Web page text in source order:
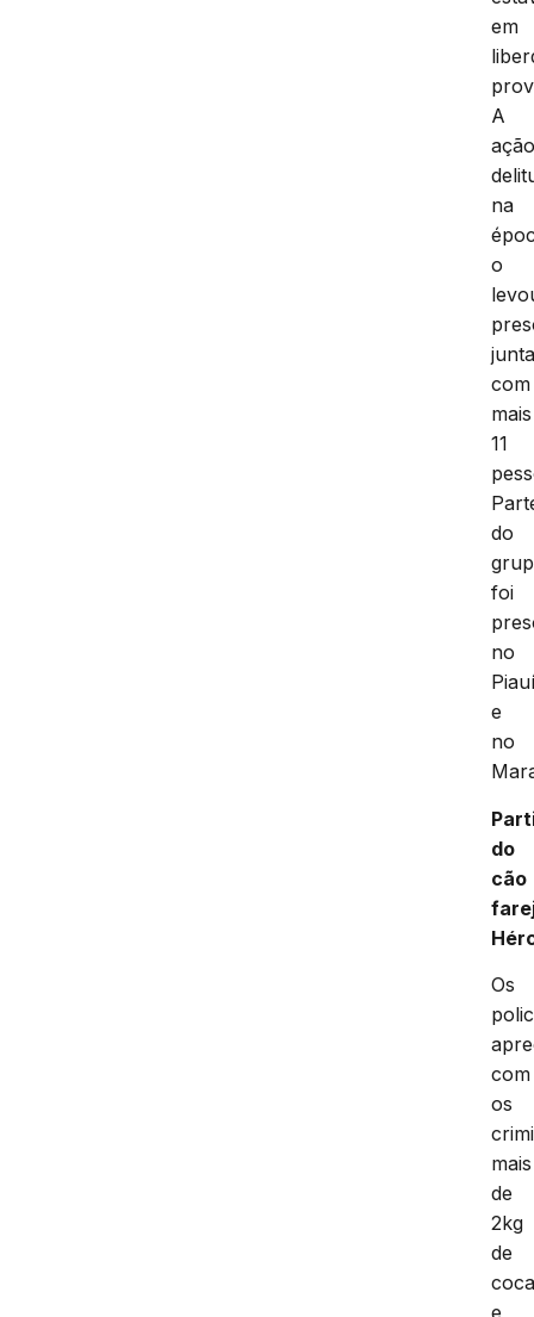
em
A
na
o
com
mais
11
do
foi
no
e
no
do
cão
Os
com
os
mais
de
2kg
de
e